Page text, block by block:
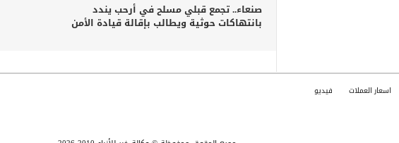
صنعاء.. تجمع قبلي مسلح في أرحب يندد
بانتهاكات حوثية ويطالب بإقالة قيادة الأمن
اسعار العملات فيديو